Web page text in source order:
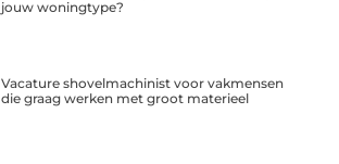
jouw woningtype?
Vacature shovelmachinist voor vakmensen
die graag werken met groot materieel